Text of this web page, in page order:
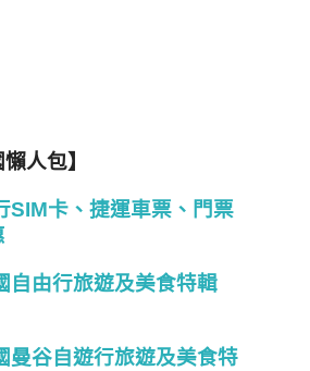
人包】
SIM卡、捷運車票、門票
自由行旅遊及美食特輯
曼谷自遊行旅遊及美食特